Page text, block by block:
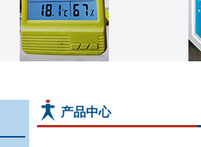
产品中心